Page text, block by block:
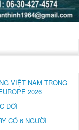
VIỆT NAM TRONG
2026
ĐỜI
CÓ 6 NGƯỜI